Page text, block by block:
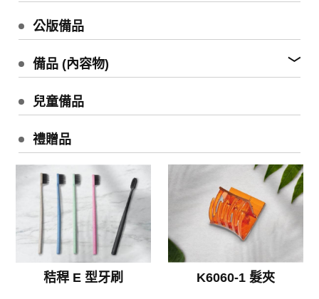
公版備品
備品 (內容物)
兒童備品
禮贈品
秸稈 E 型牙刷 K6060-1 髮夾